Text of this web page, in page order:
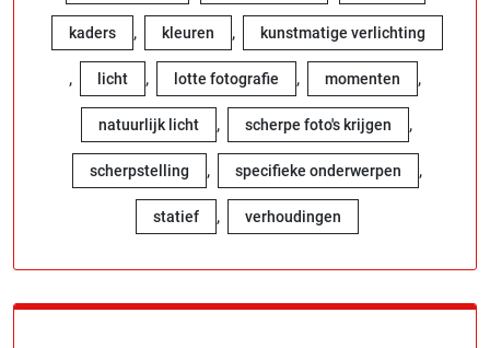
kaders , kleuren , kunstmatige verlichting
, licht , lotte fotografie , momenten ,
natuurlijk licht , scherpe foto's krijgen ,
scherpstelling , specifieke onderwerpen ,
statief , verhoudingen